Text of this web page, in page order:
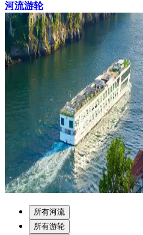
河流游轮
所有河流
所有游轮